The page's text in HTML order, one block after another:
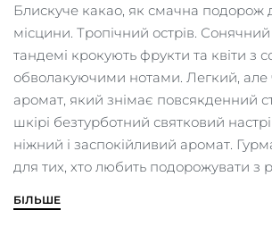
Блискуче какао, як смачна подорож
місцини. Тропічний острів.
тандемі крокують фрукти та квіти з
обволакуючими нотами. Легкий, але
аромат, який знімає повсякденний
шкірі безтурботний святковий
ніжний і заспокійливий аромат.
для тих, хто любить подорожувати з
БІЛЬШЕ